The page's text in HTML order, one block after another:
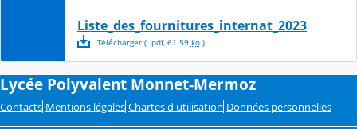
Liste_des_fournitures_internat_2023
Télécharger( .pdf, 61.59 ko)
Lycée Polyvalent Monnet-Mermoz
Contacts Mentions légales Chartes d'utilisation Données personnelles